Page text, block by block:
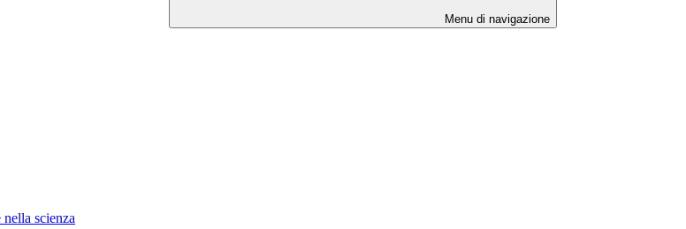
Menu di navigazione
scienza